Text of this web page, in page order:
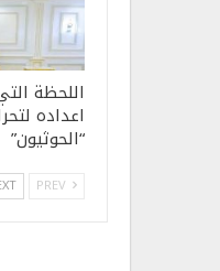
اللحظة
اعداده
“الحوثيون”